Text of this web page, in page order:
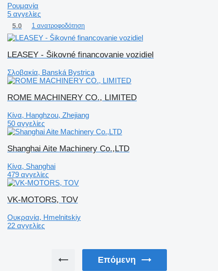
Ρουμανία
5 αγγελίες
5.0 1 ανατροφοδότηση
LEASEY - Šikovné financovanie vozidiel
Σλοβακία, Banská Bystrica
ROME MACHINERY CO., LIMITED
Κίνα, Hanghzou, Zhejiang
50 αγγελίες
Shanghai Aite Machinery Co.,LTD
Κίνα, Shanghai
479 αγγελίες
VK-MOTORS, TOV
Ουκρανία, Hmelnitskiy
22 αγγελίες
Επόμενη